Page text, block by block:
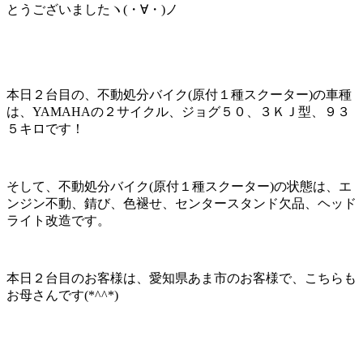
とうございましたヽ(・∀・)ノ
本日２台目の、不動処分バイク(原付１種スクーター)の車種
は、YAMAHAの２サイクル、ジョグ５０、３ＫＪ型、９３
５キロです！
そして、不動処分バイク(原付１種スクーター)の状態は、エ
ンジン不動、錆び、色褪せ、センタースタンド欠品、ヘッド
ライト改造です。
本日２台目のお客様は、愛知県あま市のお客様で、こちらも
お母さんです(*^^*)